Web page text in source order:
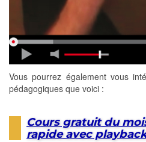
Vous pourrez également vous
pédagogiques que voici :
Cours gratuit du
rapide avec